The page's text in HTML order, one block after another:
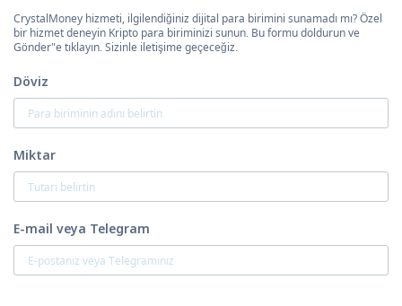
CrystalMoney hizmeti, ilgilendiğiniz dijital para birimini sunamadı mı? Özel
bir hizmet deneyin Kripto para biriminizi sunun. Bu formu doldurun ve
Gönder"e tıklayın. Sizinle iletişime geçeceğiz.
Döviz
Miktar
E-mail veya Telegram